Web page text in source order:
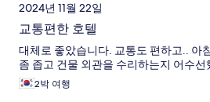
2024년 11월 22일
교통편한 호텔
대체로 좋았습니다. 교통도 편하고.. 아
좀 좁고 건물 외관을 수리하는지 어수
2박 여행